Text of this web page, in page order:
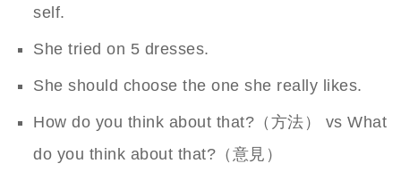
self.
She tried on 5 dresses.
She should choose the one she really likes.
How do you think about that?（方法） vs What
do you think about that?（意見）